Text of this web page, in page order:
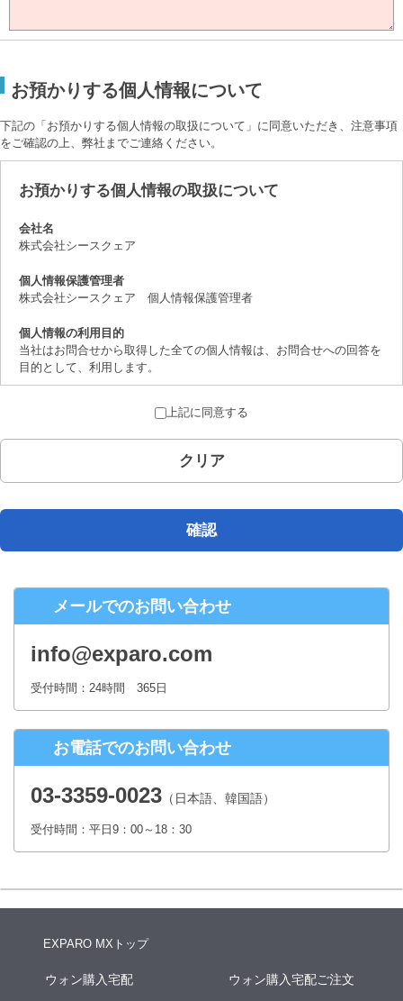
お預かりする個人情報について
下記の「お預かりする個人情報の取扱について」に同意いただき、注意事項
をご確認の上、弊社までご連絡ください。
お預かりする個人情報の取扱について
会社名
株式会社シースクェア
個人情報保護管理者
株式会社シースクェア 個人情報保護管理者
個人情報の利用目的
当社はお問合せから取得した全ての個人情報は、お問合せへの回答を
目的として、利用します。
取得した個人情報は、法律上許されている場合を除き、ご本人の了解
を得ることなく第三者に提供することはありません。
個人情報の取扱いの委託について
開示対象個人情報の開示等および問合せ窓口について
ご本人からの求めにより、当社が保有する開示対象個人情報の、利用
す。
株式会社シースクェア 個人情報お問合せ窓口
〒160-0023 東京都新宿区西新宿６丁目１２−１ パークウェストビ
ル１３階
Eメール：info@c-square.co.jp
（受付時間は、平日9時～17時30分 但し、年末年始、夏季休暇は除き
ます。）
個人情報を入力するにあたっての注意事項
回答ができない場合がございます。
本人が容易に認識できない方法による個人情報の取得
クッキーやWebビーコン等を用いるなどして、本人が容易に認識でき
上記に同意する
クリア
確認
メールでのお問い合わせ
info@exparo.com
受付時間：24時間 365日
お電話でのお問い合わせ
03-3359-0023 （日本語、韓国語）
受付時間：平日9：00～18：30
EXPARO MXトップ
ウォン購入宅配 ウォン購入宅配ご注文